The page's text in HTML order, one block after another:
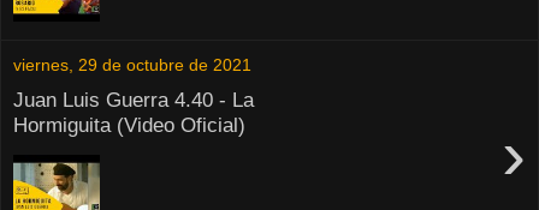
viernes, 29 de octubre de 2021
Juan Luis Guerra 4.40 - La
Hormiguita (Video Oficial)
›